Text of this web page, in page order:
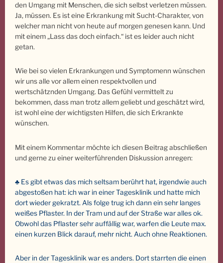
den Umgang mit Menschen, die sich selbst verletzen müssen.
Ja, müssen. Es ist eine Erkrankung mit Sucht-Charakter, von
welcher man nicht von heute auf morgen genesen kann. Und
mit einem „Lass das doch einfach.“ ist es leider auch nicht
getan.
Wie bei so vielen Erkrankungen und Symptomenn wünschen
wir uns alle vor allem einen respektvollen und
wertschätznden Umgang. Das Gefühl vermittelt zu
bekommen, dass man trotz allem geliebt und geschätzt wird,
ist wohl eine der wichtigsten Hilfen, die sich Erkrankte
wünschen.
Mit einem Kommentar möchte ich diesen Beitrag abschließen
und gerne zu einer weiterführenden Diskussion anregen:
♣ Es gibt etwas das mich seltsam berührt hat, irgendwie auch
abgestoßen hat: ich war in einer Tagesklinik und hatte mich
dort wieder gekratzt. Als folge trug ich dann ein sehr langes
weißes Pflaster. In der Tram und auf der Straße war alles ok.
Obwohl das Pflaster sehr auffällig war, warfen die Leute max.
einen kurzen Blick darauf, mehr nicht. Auch ohne Reaktionen.
Aber in der Tagesklinik war es anders. Dort starrten die einen